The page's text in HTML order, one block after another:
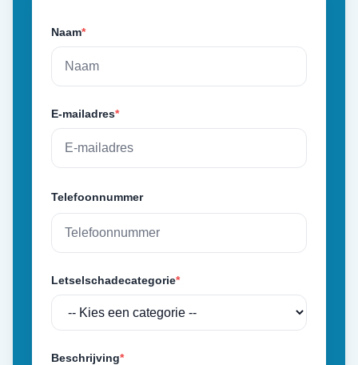
Naam*
E-mailadres*
Telefoonnummer
Letselschadecategorie*
Beschrijving*